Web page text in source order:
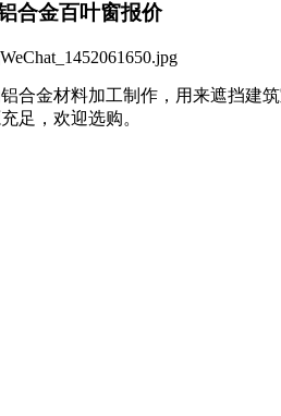
合金百叶窗报价
金材料加工制作，用来遮挡建
足，欢迎选购。